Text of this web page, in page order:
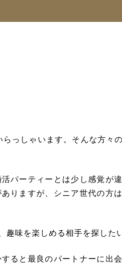
っしゃいます。そんな方々
パーティーとは少し感覚が
りますが、シニア世代の方
味を楽しめる相手を探した
ると最良のパートナーに出